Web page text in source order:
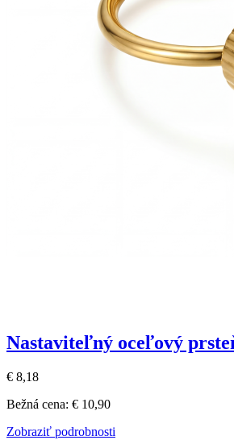
Nastaviteľný oceľový
€ 8,18
Bežná cena: € 10,90
Zobraziť podrobnosti